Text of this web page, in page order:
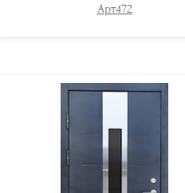
Арт472